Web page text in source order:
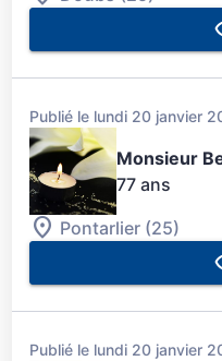
Publié le lundi 20 janvier
Monsieur
77 ans
Pontarlier (25)
Publié le lundi 20 janvier